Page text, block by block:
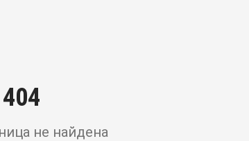
404
не найдена